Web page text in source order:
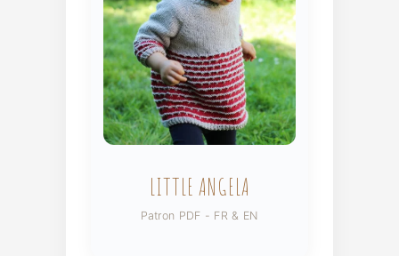
LITTLE ANGELA
Patron PDF - FR & EN